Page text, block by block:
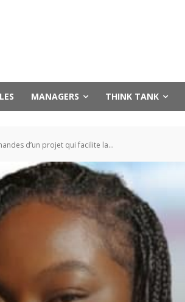
MANAGERS THINK TANK
d’un projet qui facilite la...